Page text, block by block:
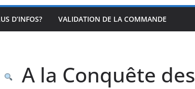
D’INFOS? VALIDATION DE LA COMMANDE
A la Conquête des